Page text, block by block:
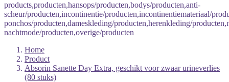
products,producten,hansops/producten,bodys/producten,anti-
scheur/producten,incontinentie/producten,incontinentiemateriaal/
ponchos/producten,dameskleding/producten,herenkleding/
nachtmode/producten,overige/producten
Home
Product
Absorin Sanette Day Extra, geschikt voor zwaar urineverlies
(80 stuks)